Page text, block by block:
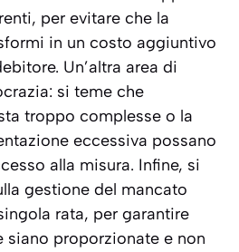
per evitare che la
in un costo aggiuntivo
Un’altra area di
si teme che
troppo complesse o la
eccessiva possano
alla misura. Infine, si
gestione del mancato
rata, per garantire
siano proporzionate e non